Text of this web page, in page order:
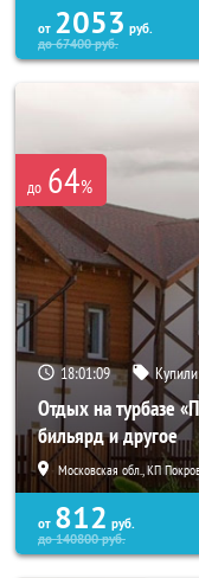
от 2053 руб.
до67400руб.
до 64%
18:01:07
Отдых на турбазе
бильярд и другое
Московская обл., КП
от 812 руб.
до140800руб.